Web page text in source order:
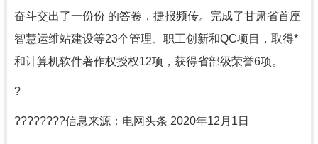
奋斗交出了一份份 的答卷，捷报频传。完成了甘肃省首座
智慧运维站建设等23个管理、职工创新和QC项目，取得*
和计算机软件著作权授权12项，获得省部级荣誉6项。
?
????????信息来源：电网头条 2020年12月1日